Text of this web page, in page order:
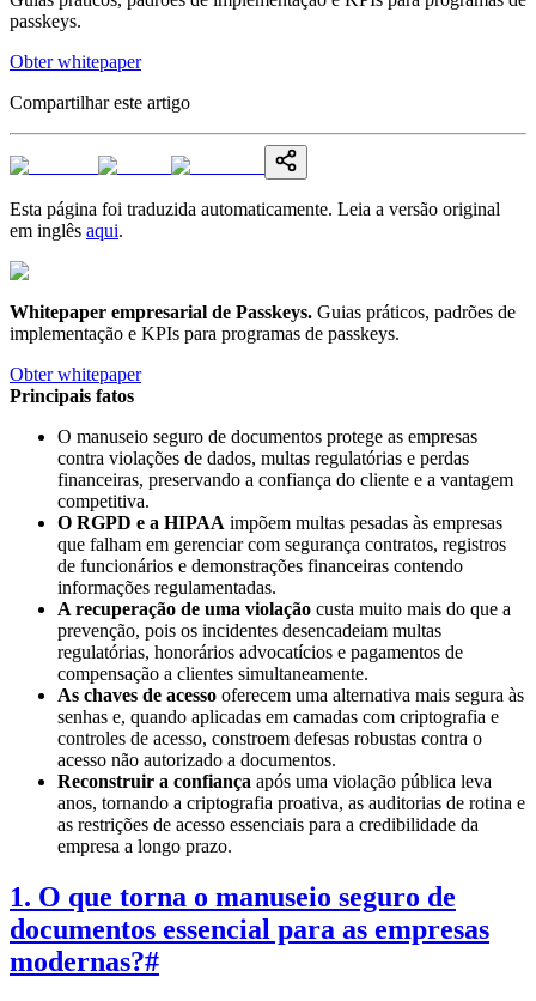
passkeys.
Obter whitepaper
Compartilhar este artigo
Esta página foi traduzida automaticamente. Leia a versão original
em inglês aqui.
Whitepaper empresarial de Passkeys. Guias práticos, padrões de
implementação e KPIs para programas de passkeys.
Obter whitepaper
Principais fatos
O manuseio seguro de documentos protege as empresas
contra violações de dados, multas regulatórias e perdas
financeiras, preservando a confiança do cliente e a vantagem
competitiva.
O RGPD e a HIPAA impõem multas pesadas às empresas
que falham em gerenciar com segurança contratos, registros
de funcionários e demonstrações financeiras contendo
informações regulamentadas.
A recuperação de uma violação custa muito mais do que a
prevenção, pois os incidentes desencadeiam multas
regulatórias, honorários advocatícios e pagamentos de
compensação a clientes simultaneamente.
As chaves de acesso oferecem uma alternativa mais segura às
senhas e, quando aplicadas em camadas com criptografia e
controles de acesso, constroem defesas robustas contra o
acesso não autorizado a documentos.
Reconstruir a confiança após uma violação pública leva
anos, tornando a criptografia proativa, as auditorias de rotina e
as restrições de acesso essenciais para a credibilidade da
empresa a longo prazo.
1. O que torna o manuseio seguro de
documentos essencial para as empresas
modernas?#